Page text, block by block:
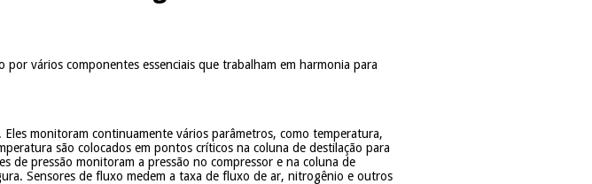
vários componentes essenciais que trabalham em harmonia para
monitoram continuamente vários parâmetros, como temperatura,
são colocados em pontos críticos na coluna de destilação para
de pressão monitoram a pressão no compressor e na coluna de
Sensores de fluxo medem a taxa de fluxo de ar, nitrogênio e outros